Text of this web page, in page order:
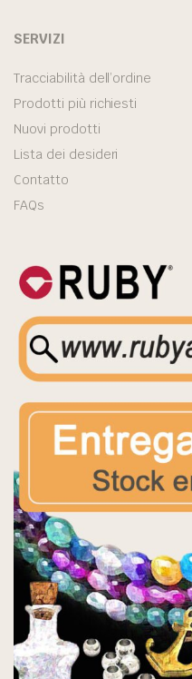
SERVIZI
Tracciabilità dell’ordine
Prodotti più richiesti
Nuovi prodotti
Lista dei desideri
Contatto
FAQs